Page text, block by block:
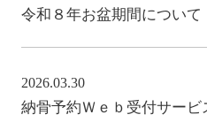
令和８年お盆期間について
2026.03.30
納骨予約Ｗｅｂ受付サー